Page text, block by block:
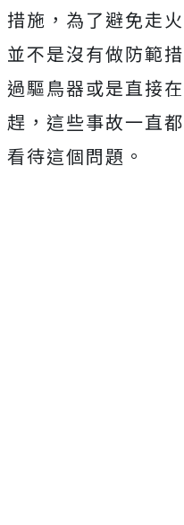
措施，為了避免走
並不是沒有做防範
過驅鳥器或是直接
趕，這些事故一直
看待這個問題。